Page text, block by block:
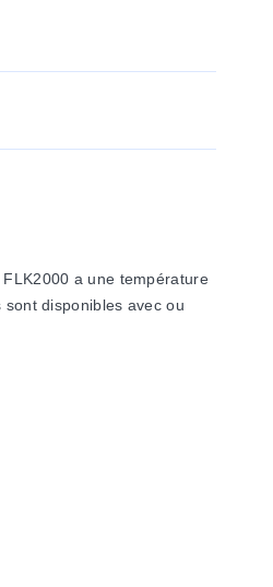
a une température
disponibles avec ou